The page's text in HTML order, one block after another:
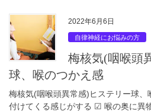
2022年6月6日
自律神経にお悩みの方
梅核気(咽喉頭
球、喉のつかえ感
梅核気(咽喉頭異常感)ヒステリー球
付けてくる感じがする ☑︎ 喉の奥に異